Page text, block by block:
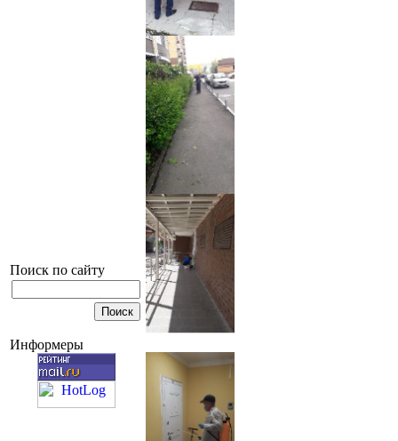
Поиск по сайту
Информеры